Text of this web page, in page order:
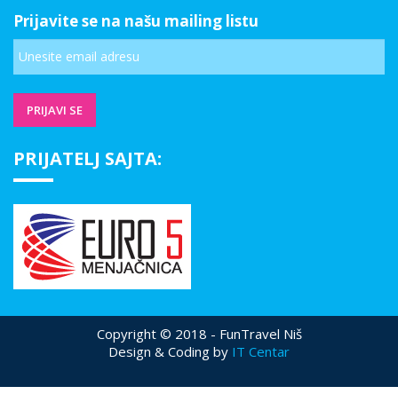
Prijavite se na našu mailing listu
PRIJATELJ SAJTA:
Copyright © 2018 - FunTravel Niš
Design & Coding by IT Centar